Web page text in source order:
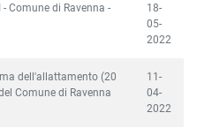
- Comune di Ravenna -
18-
05-
2022
dell'allattamento (20
Comune di Ravenna
11-
04-
2022